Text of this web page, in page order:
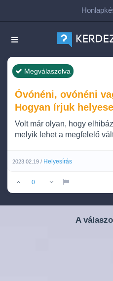
Megválaszolva
Óvónéni, ovónéni
Hogyan írjuk
Volt már olyan, hogy
melyik lehet a megfelelő
2023.02.19 / Helyesírás
0
A